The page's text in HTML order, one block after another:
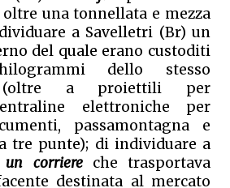
oltre una tonnellata e mezza
a Savelletri (Br) un
del quale erano custoditi
dello stesso
(oltre a proiettili per
elettroniche per
passamontagna e
tre punte); di individuare a
un corriere che trasportava
destinata al mercato